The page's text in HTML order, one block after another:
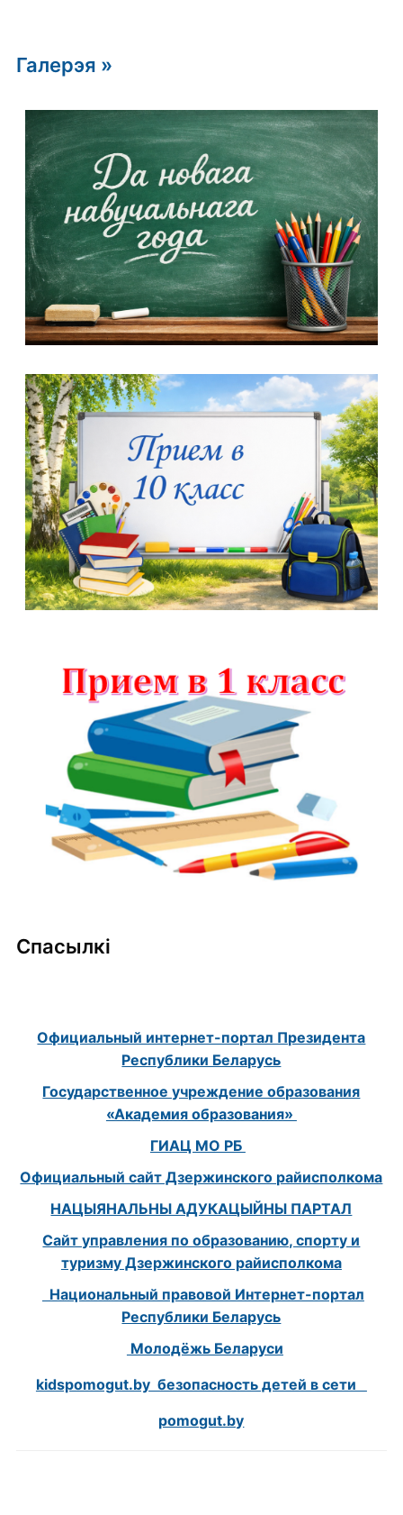
Галерэя »
Спасылкі
Официальный интернет-портал Президента
Республики Беларусь
Государственное учреждение образования
«Академия образования»
ГИАЦ МО РБ
Официальный сайт Дзержинского райисполкома
НАЦЫЯНАЛЬНЫ АДУКАЦЫЙНЫ ПАРТАЛ
Сайт управления по образованию, спорту и
туризму Дзержинского райисполкома
Национальный правовой Интернет-портал
Республики Беларусь
Молодёжь Беларуси
kidspomogut.by безопасность детей в сети
pomogut.by